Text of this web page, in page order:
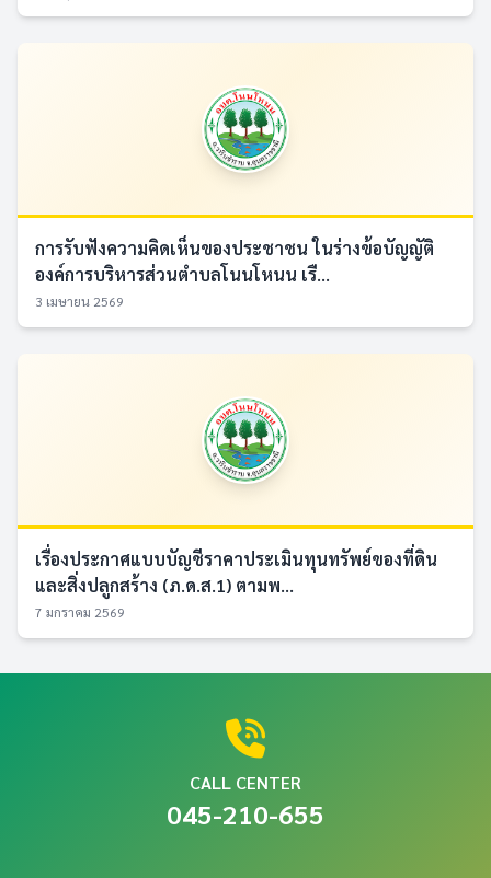
การรับฟังความคิดเห็นของประชาชน ในร่างข้อบัญญัติ
องค์การบริหารส่วนตำบลโนนโหนน เรื...
3 เมษายน 2569
เรื่องประกาศแบบบัญชีราคาประเมินทุนทรัพย์ของที่ดิน
และสิ่งปลูกสร้าง (ภ.ด.ส.1) ตามพ...
7 มกราคม 2569
CALL CENTER
045-210-655